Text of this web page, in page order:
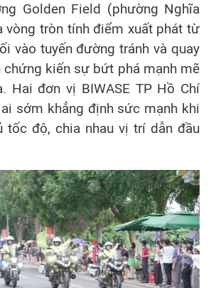
Golden Field (phường Nghĩa
vòng tròn tính điểm xuất phát từ
vào tuyến đường tránh và quay
kiến sự bứt phá mạnh mẽ
Hai đơn vị BIWASE TP Hồ Chí
sớm khẳng định sức mạnh khi
tốc độ, chia nhau vị trí dẫn đầu